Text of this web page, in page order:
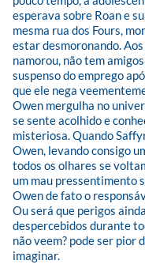
esperava sobre Roan e
mesma rua dos Fours,
estar desmoronando.
namorou, não tem
suspenso do emprego
que ele nega
Owen mergulha no
se sente acolhido e
misteriosa. Quando
Owen, levando consigo
todos os olhares se
um mau pressentimento
Owen de fato o
Ou será que perigos
despercebidos durante
não veem? pode ser pior
imaginar.